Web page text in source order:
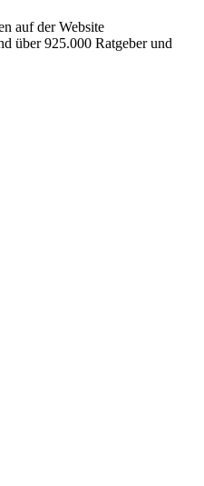
auf der Website
über 925.000 Ratgeber und